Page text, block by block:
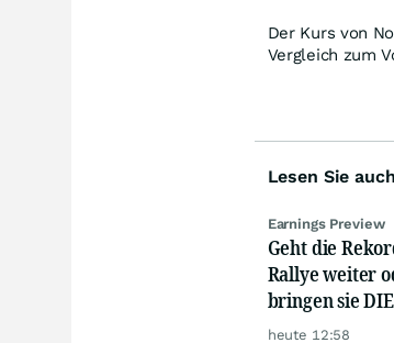
Der Kurs von
Vergleich zum
Lesen Sie auch
Earnings Preview
Geht die
Rallye weiter
bringen sie
Werte jetzt zu
heute 12:58